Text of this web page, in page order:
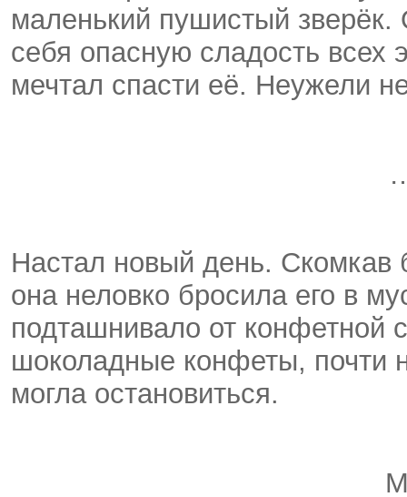
маленький пушистый зверёк.
себя опасную сладость всех
мечтал спасти её. Неужели
Настал новый день.
она неловко бросила его в
подташнивало от конфетной
шоколадные конфеты, почти
могла остановиться.